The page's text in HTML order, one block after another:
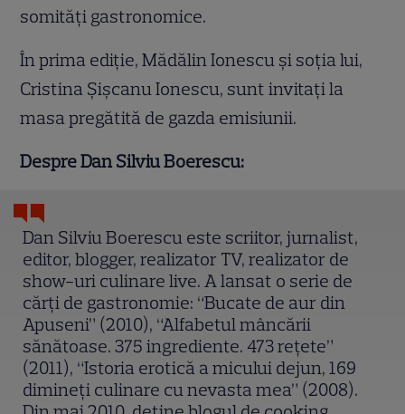
somităţi gastronomice.
În prima ediţie, Mădălin Ionescu şi soţia lui,
Cristina Şişcanu Ionescu, sunt invitaţi la
masa pregătită de gazda emisiunii.
Despre Dan Silviu Boerescu:
Dan Silviu Boerescu este scriitor, jurnalist,
editor, blogger, realizator TV, realizator de
show-uri culinare live. A lansat o serie de
cărţi de gastronomie: “Bucate de aur din
Apuseni” (2010), “Alfabetul mâncării
sănătoase. 375 ingrediente. 473 reţete”
(2011), “Istoria erotică a micului dejun, 169
dimineţi culinare cu nevasta mea” (2008).